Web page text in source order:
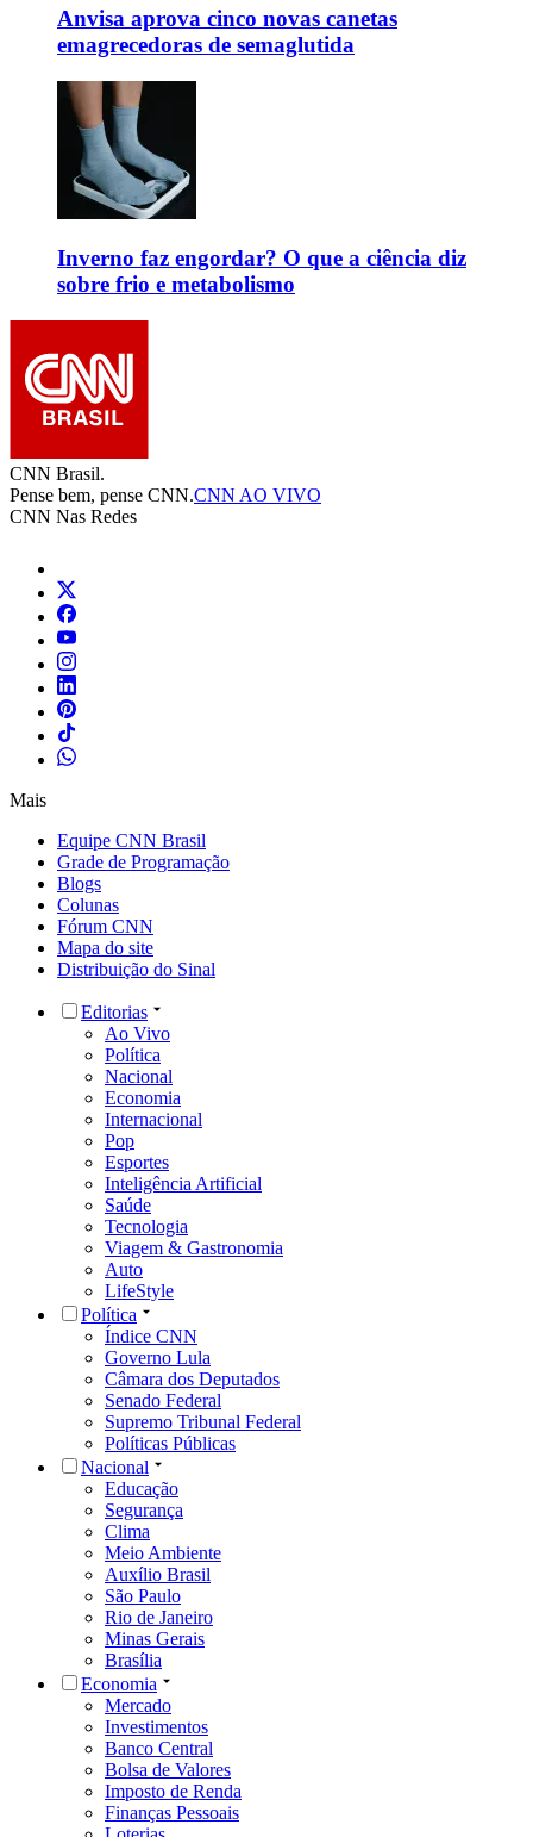
Anvisa aprova cinco novas canetas
emagrecedoras de semaglutida
Inverno faz engordar? O que a ciência diz
sobre frio e metabolismo
CNN Brasil.
Pense bem, pense CNN.CNN AO VIVO
CNN Nas Redes
Mais
Equipe CNN Brasil
Grade de Programação
Blogs
Colunas
Fórum CNN
Mapa do site
Distribuição do Sinal
Editorias
Ao Vivo
Política
Nacional
Economia
Internacional
Pop
Esportes
Inteligência Artificial
Saúde
Tecnologia
Viagem & Gastronomia
Auto
LifeStyle
Política
Índice CNN
Governo Lula
Câmara dos Deputados
Senado Federal
Supremo Tribunal Federal
Políticas Públicas
Nacional
Educação
Segurança
Clima
Meio Ambiente
Auxílio Brasil
São Paulo
Rio de Janeiro
Minas Gerais
Brasília
Economia
Mercado
Investimentos
Banco Central
Bolsa de Valores
Imposto de Renda
Finanças Pessoais